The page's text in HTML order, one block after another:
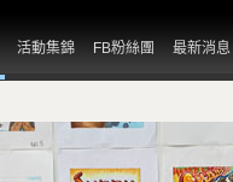
活動集錦 FB粉絲團 最新消息